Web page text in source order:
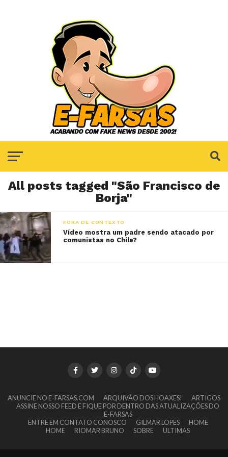
All posts tagged "São Francisco de
Borja"
FORA DE CONTEXTO
Vídeo mostra um padre sendo atacado por
comunistas no Chile?
ANUNCIE NO E-FARSAS.COM ARQUIVÃO DOS HOAXES!
ARTIGOS
ASSINE NOSSO FEED E FIQUE POR DENTRO DAS ATUALIZAÇÕES DO
E-FARSAS
ENTRE EM CONTATO CONOSCO
GILMAR LOPES
HOME
HOME
RIOMAR BRUNO SOBRE ULTIMAS